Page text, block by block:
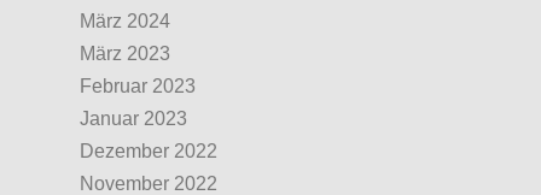
März 2024
März 2023
Februar 2023
Januar 2023
Dezember 2022
November 2022